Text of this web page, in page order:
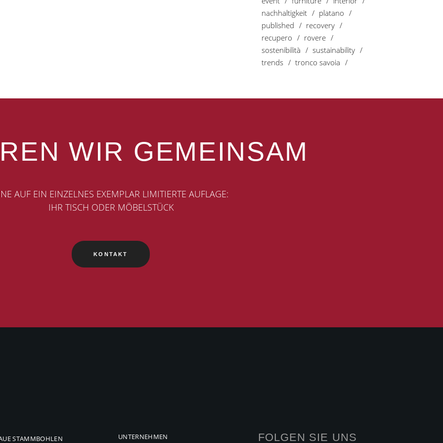
nachhaltigkeit
platano
published
recovery
recupero
rovere
sostenibilità
sustainability
trends
tronco savoia
WIR GEMEINSAM
AUF EIN EINZELNES EXEMPLAR LIMITIERTE AUFLAGE:
IHR TISCH ODER MÖBELSTÜCK
KONTAKT
STAMMBOHLEN UNTERNEHMEN FOLGEN SIE UNS